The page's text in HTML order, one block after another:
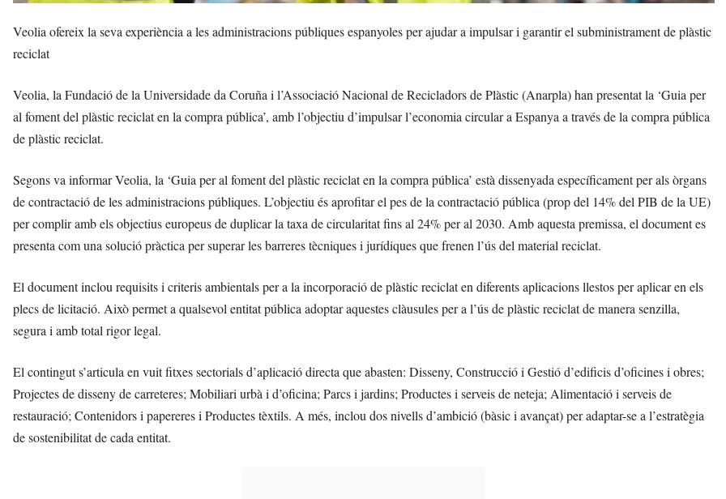
Veolia ofereix la seva experiència a les administracions públiques espanyoles per ajudar a impulsar i garantir el subministrament de plàstic
reciclat
Veolia, la Fundació de la Universidade da Coruña i l’Associació Nacional de Recicladors de Plàstic (Anarpla) han presentat la ‘Guia per
al foment del plàstic reciclat en la compra pública’, amb l’objectiu d’impulsar l’economia circular a Espanya a través de la compra pública
de plàstic reciclat.
Segons va informar Veolia, la ‘Guia per al foment del plàstic reciclat en la compra pública’ està dissenyada específicament per als òrgans
de contractació de les administracions públiques. L’objectiu és aprofitar el pes de la contractació pública (prop del 14% del PIB de la UE)
per complir amb els objectius europeus de duplicar la taxa de circularitat fins al 24% per al 2030. Amb aquesta premissa, el document es
presenta com una solució pràctica per superar les barreres tècniques i jurídiques que frenen l’ús del material reciclat.
El document inclou requisits i criteris ambientals per a la incorporació de plàstic reciclat en diferents aplicacions llestos per aplicar en els
plecs de licitació. Això permet a qualsevol entitat pública adoptar aquestes clàusules per a l’ús de plàstic reciclat de manera senzilla,
segura i amb total rigor legal.
El contingut s’articula en vuit fitxes sectorials d’aplicació directa que abasten: Disseny, Construcció i Gestió d’edificis d’oficines i obres;
Projectes de disseny de carreteres; Mobiliari urbà i d’oficina; Parcs i jardins; Productes i serveis de neteja; Alimentació i serveis de
restauració; Contenidors i papereres i Productes tèxtils. A més, inclou dos nivells d’ambició (bàsic i avançat) per adaptar-se a l’estratègia
de sostenibilitat de cada entitat.